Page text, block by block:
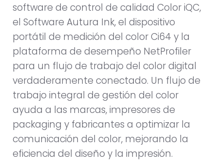
software de control de calidad Color iQC,
el Software Autura Ink, el dispositivo
portátil de medición del color Ci64 y la
plataforma de desempeño NetProfiler
para un flujo de trabajo del color digital
verdaderamente conectado. Un flujo de
trabajo integral de gestión del color
ayuda a las marcas, impresores de
packaging y fabricantes a optimizar la
comunicación del color, mejorando la
eficiencia del diseño y la impresión.